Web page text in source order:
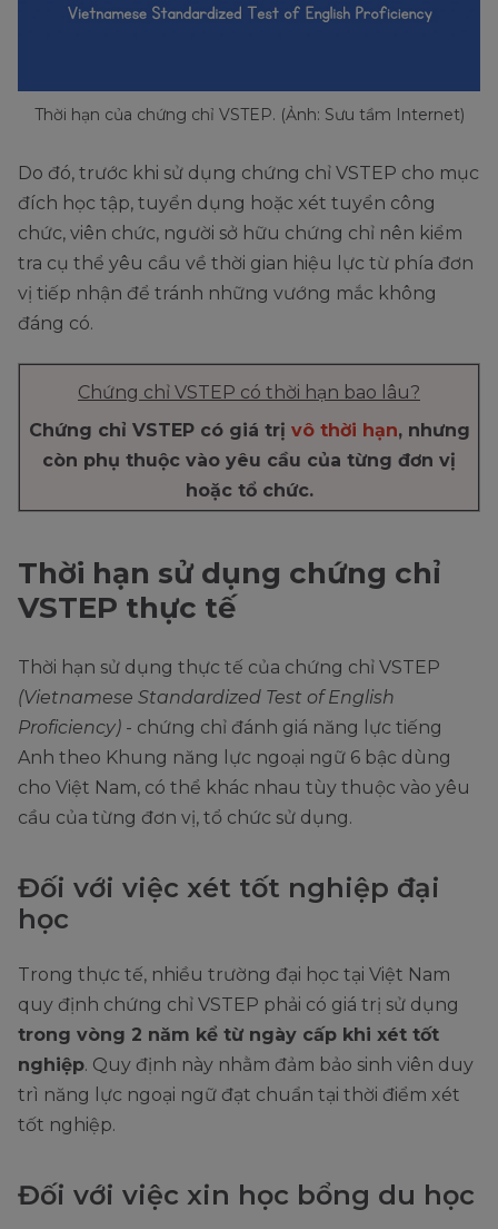
Thời hạn của chứng chỉ VSTEP. (Ảnh: Sưu tầm Internet)
Do đó, trước khi sử dụng chứng chỉ VSTEP cho mục
đích học tập, tuyển dụng hoặc xét tuyển công
chức, viên chức, người sở hữu chứng chỉ nên kiểm
tra cụ thể yêu cầu về thời gian hiệu lực từ phía đơn
vị tiếp nhận để tránh những vướng mắc không
đáng có.
Chứng chỉ VSTEP có thời hạn bao lâu?
Chứng chỉ VSTEP có giá trị vô thời hạn, nhưng
còn phụ thuộc vào yêu cầu của từng đơn vị
hoặc tổ chức.
Thời hạn sử dụng chứng chỉ
VSTEP thực tế
Thời hạn sử dụng thực tế của chứng chỉ VSTEP
(Vietnamese Standardized Test of English
Proficiency) - chứng chỉ đánh giá năng lực tiếng
Anh theo Khung năng lực ngoại ngữ 6 bậc dùng
cho Việt Nam, có thể khác nhau tùy thuộc vào yêu
cầu của từng đơn vị, tổ chức sử dụng.
Đối với việc xét tốt nghiệp đại
học
Trong thực tế, nhiều trường đại học tại Việt Nam
quy định chứng chỉ VSTEP phải có giá trị sử dụng
trong vòng 2 năm kể từ ngày cấp khi xét tốt
nghiệp. Quy định này nhằm đảm bảo sinh viên duy
trì năng lực ngoại ngữ đạt chuẩn tại thời điểm xét
tốt nghiệp.
Đối với việc xin học bổng du học